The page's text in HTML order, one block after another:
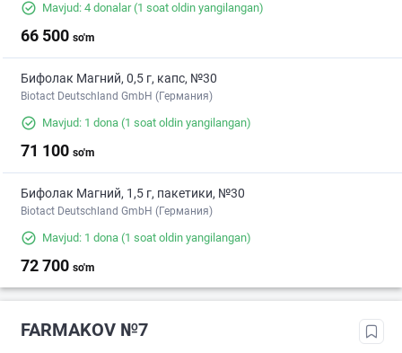
Mavjud: 4 donalar(1 soat oldin yangilangan)
66 500 so'm
Бифолак Магний, 0,5 г, капс, №30
Biotact Deutschland GmbH (Германия)
Mavjud: 1 dona (1 soat oldin yangilangan)
71 100 so'm
Бифолак Магний, 1,5 г, пакетики, №30
Biotact Deutschland GmbH (Германия)
Mavjud: 1 dona (1 soat oldin yangilangan)
72 700 so'm
FARMAKOV №7